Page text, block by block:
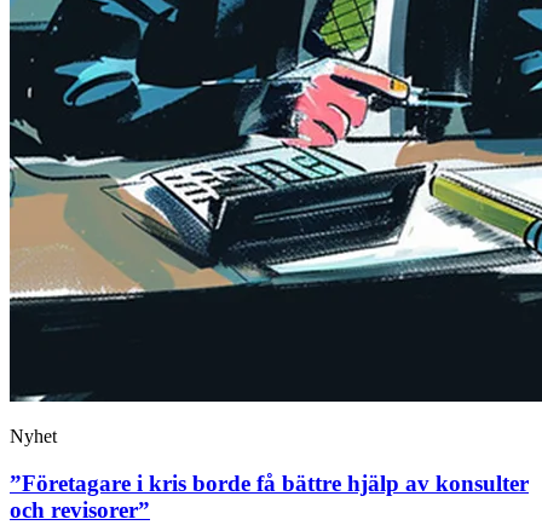
Nyhet
”Företagare i kris borde få bättre hjälp av konsulter
och revisorer”